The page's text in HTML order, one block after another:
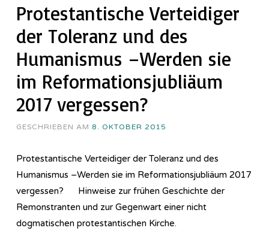
Protestantische Verteidiger
der Toleranz und des
Humanismus –Werden sie
im Reformationsjubliäum
2017 vergessen?
GESCHRIEBEN AM 8. OKTOBER 2015
Protestantische Verteidiger der Toleranz und des
Humanismus –Werden sie im Reformationsjubliäum 2017
vergessen? Hinweise zur frühen Geschichte der
Remonstranten und zur Gegenwart einer nicht
dogmatischen protestantischen Kirche.